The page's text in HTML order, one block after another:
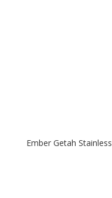
Ember Getah Stainless